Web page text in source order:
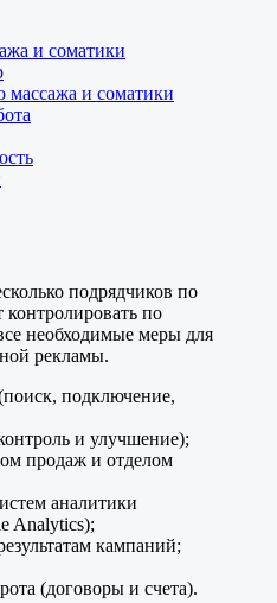
и соматики
массажа и соматики
подрядчиков по
по
необходимые меры для
рекламы.
подключение,
и улучшение);
продаж и отделом
аналитики
Analytics);
кампаний;
(договоры и счета).